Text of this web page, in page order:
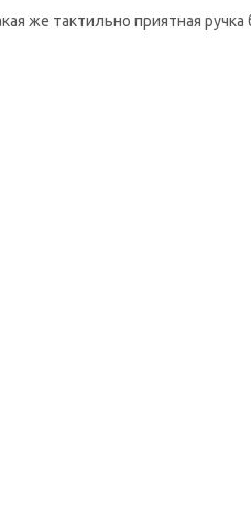
же тактильно приятная ручка